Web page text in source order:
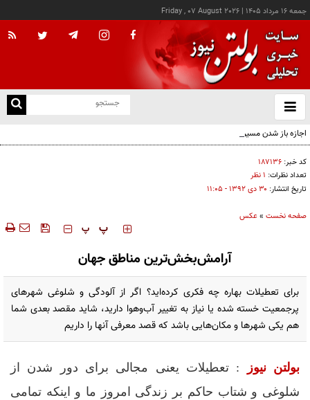
جمعه ۱۶ مرداد ۱۴۰۵ |
Friday , 07 August 2026
باز
و
اجازه باز شدن مسیر دوم در تنگه هرمز را نخواهیم داد
کد خبر: ۱۸۷۱۳۶
تعداد نظرات: ۱ نظر
تاریخ انتشار: ۳۰ دی ۱۳۹۲ - ۱۱:۰۵
صفحه نخست »عکس
‍‍‍ پ پ
آرامش‌بخش‌ترین مناطق جهان
برای تعطیلات بهاره چه فکری کرده‌اید؟ اگر از آلودگی و شلوغی شهرهای
پرجمعیت خسته شده یا نیاز به تغییر آب‌و‌هوا دارید، شاید مقصد بعدی شما
هم یکی شهرها و مکان‌هایی باشد که قصد معرفی آنها را داریم
بولتن نیوز
: تعطیلات یعنی مجالی برای دور شدن از
شلوغی و شتاب حاکم بر زندگی امروز ما و اینکه تمامی